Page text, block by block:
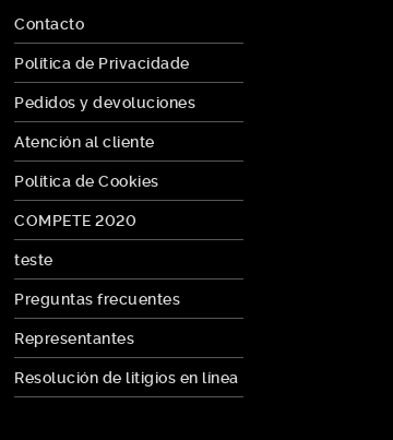
Contacto
Política de Privacidade
Pedidos y devoluciones
Atención al cliente
Política de Cookies
COMPETE 2020
teste
Preguntas frecuentes
Representantes
Resolución de litigios en línea